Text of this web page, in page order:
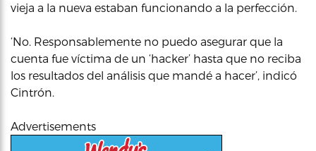
vieja a la nueva estaban funcionando a la perfección.
‘No. Responsablemente no puedo asegurar que la
cuenta fue víctima de un ‘hacker’ hasta que no reciba
los resultados del análisis que mandé a hacer’, indicó
Cintrón.
Advertisements